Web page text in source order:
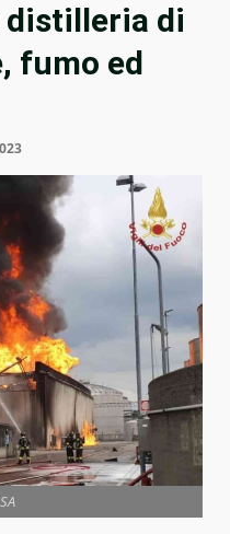
distilleria di
fumo ed